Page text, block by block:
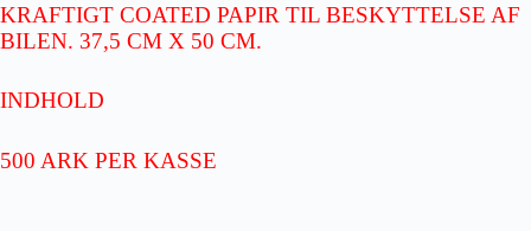
KRAFTIGT COATED PAPIR TIL BESKYTTELSE AF
BILEN. 37,5 CM X 50 CM.
INDHOLD
500 ARK PER KASSE